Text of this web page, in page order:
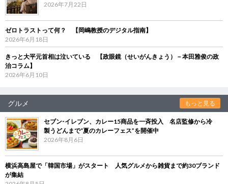
2026年7月22日
ゼロトラストって何？ 【岡嶋教授のデジタル指南】
2026年6月18日
きっと大平元首相は泣いている 【政眼鏡（せいがんきょう）－本田雅俊の政
治コラム】
2026年6月10日
グルメ もっと見る
セブン‐イレブン、カレー15商品を一斉投入 名店監修から冷
製うどんまで“夏のカレーフェス”を開催中
2026年8月6日
横浜高島屋で「韓国市場」がスタート 人気グルメから雑貨まで約30ブランド
が集結